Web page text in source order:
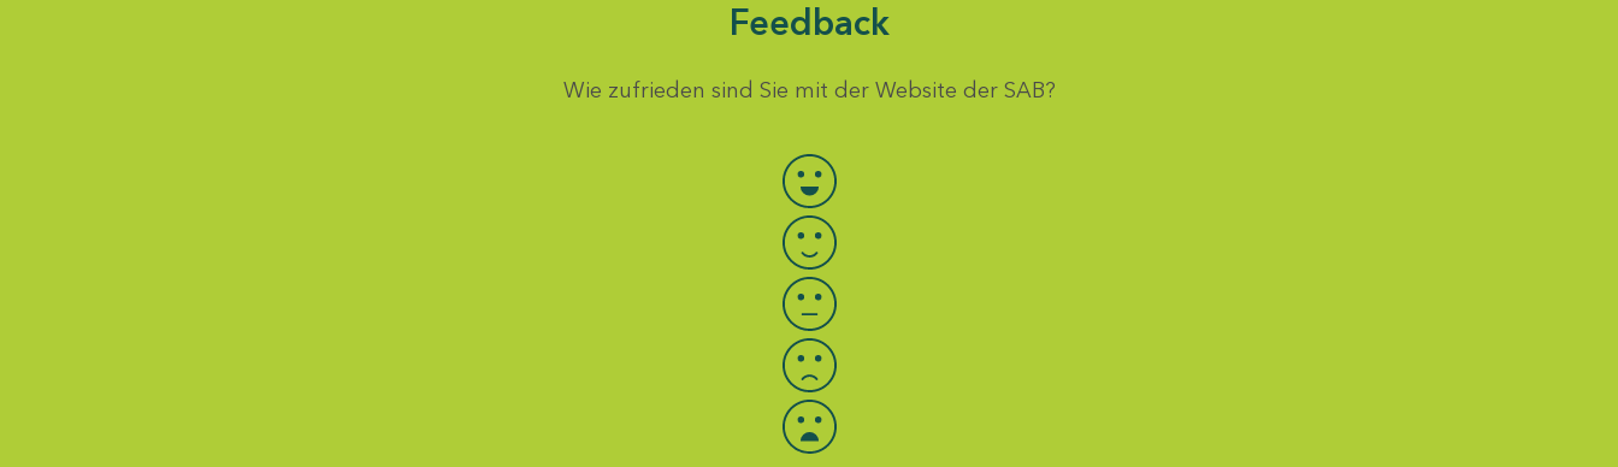
Feedback
Wie zufrieden sind Sie mit der Website der SAB?
Bewertung auswählen